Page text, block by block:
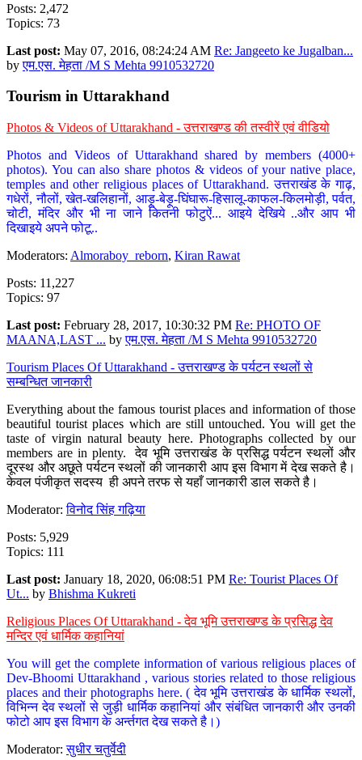
Posts: 2,472
Topics: 73
Last post: May 07, 2016, 08:24:24 AM Re: Jangeeto ke Jugalban...
byएम.एस. मेहता /M S Mehta 9910532720
Tourism in Uttarakhand
Photos & Videos of Uttarakhand - उत्तराखण्ड की तस्वीरें एवं वीडियो
Photos and Videos of Uttarakhand shared by members (4000+
photos). You can also share photos & videos of your native place,
temples and other religious places of Uttarakhand. उत्तराखंड के गाढ़,
गधेरों, नौलों, खेत-खलिहानों, आड़ू-बेड़ू-घिंघारू-हिसालू-काफल-किलमोड़ी, पर्वत,
चोटी, मंदिर और भी ना जाने कितनी फोटुऐं... आइये देखिये ..और आप भी
दिखाइये अपने फोटू..
Moderators: Almoraboy_reborn, Kiran Rawat
Posts: 11,227
Topics: 97
Last post: February 28, 2017, 10:30:32 PM Re: PHOTO OF
MAANA,LAST ... byएम.एस. मेहता /M S Mehta 9910532720
Tourism Places Of Uttarakhand - उत्तराखण्ड के पर्यटन स्थलों से
सम्बन्धित जानकारी
Everything about the famous tourist places and information of those
beautiful tourist places which are still untouched. You will get the
taste of virgin natural beauty here. Photographs collected by our
members are in plenty. देव भूमि उत्तराखंड के प्रसिद्ध पर्यटन स्थलों और
दूरस्थ और अछूते पर्यटन स्थलों की जानकारी आप इस विभाग में देख सकते है।
केवल पंजीकृत सदस्य ही अपने तरफ से यहाँ जानकारी डाल सकते है।
Moderator:विनोद सिंह गढ़िया
Posts: 5,929
Topics: 111
Last post: January 18, 2020, 06:08:51 PM Re: Tourist Places Of
Ut... by Bhishma Kukreti
Religious Places Of Uttarakhand - देव भूमि उत्तराखण्ड के प्रसिद्ध देव
मन्दिर एवं धार्मिक कहानियां
You will get the complete information of various religious places of
Dev-Bhoomi Uttarakhand , various stories related to those religious
places and their photographs here. ( देव भूमि उत्तराखंड के धार्मिक स्थलों,
विभिन्न देव स्थलों से जुड़ी धार्मिक कहानियां और संबंधित जानकारी और उनकी
फोटो आप इस विभाग के अर्न्तगत देख सकते है।)
Moderator:सुधीर चतुर्वेदी